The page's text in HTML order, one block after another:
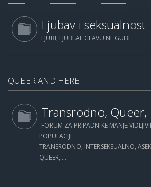
Ljubav i seksualnost
LJUBI, LJUBI AL GLAVU NE GUBI
QUEER AND HERE
Transrodno, Queer,
FORUM ZA PRIPADNIKE MANJE
POPULACIJE.
TRANSRODNO, INTERSEKSUALNO,
QUEER, ...